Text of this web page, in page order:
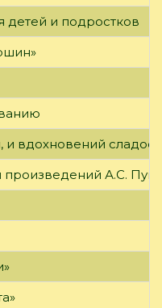
детей и подростков
и вдохновений
А.С.